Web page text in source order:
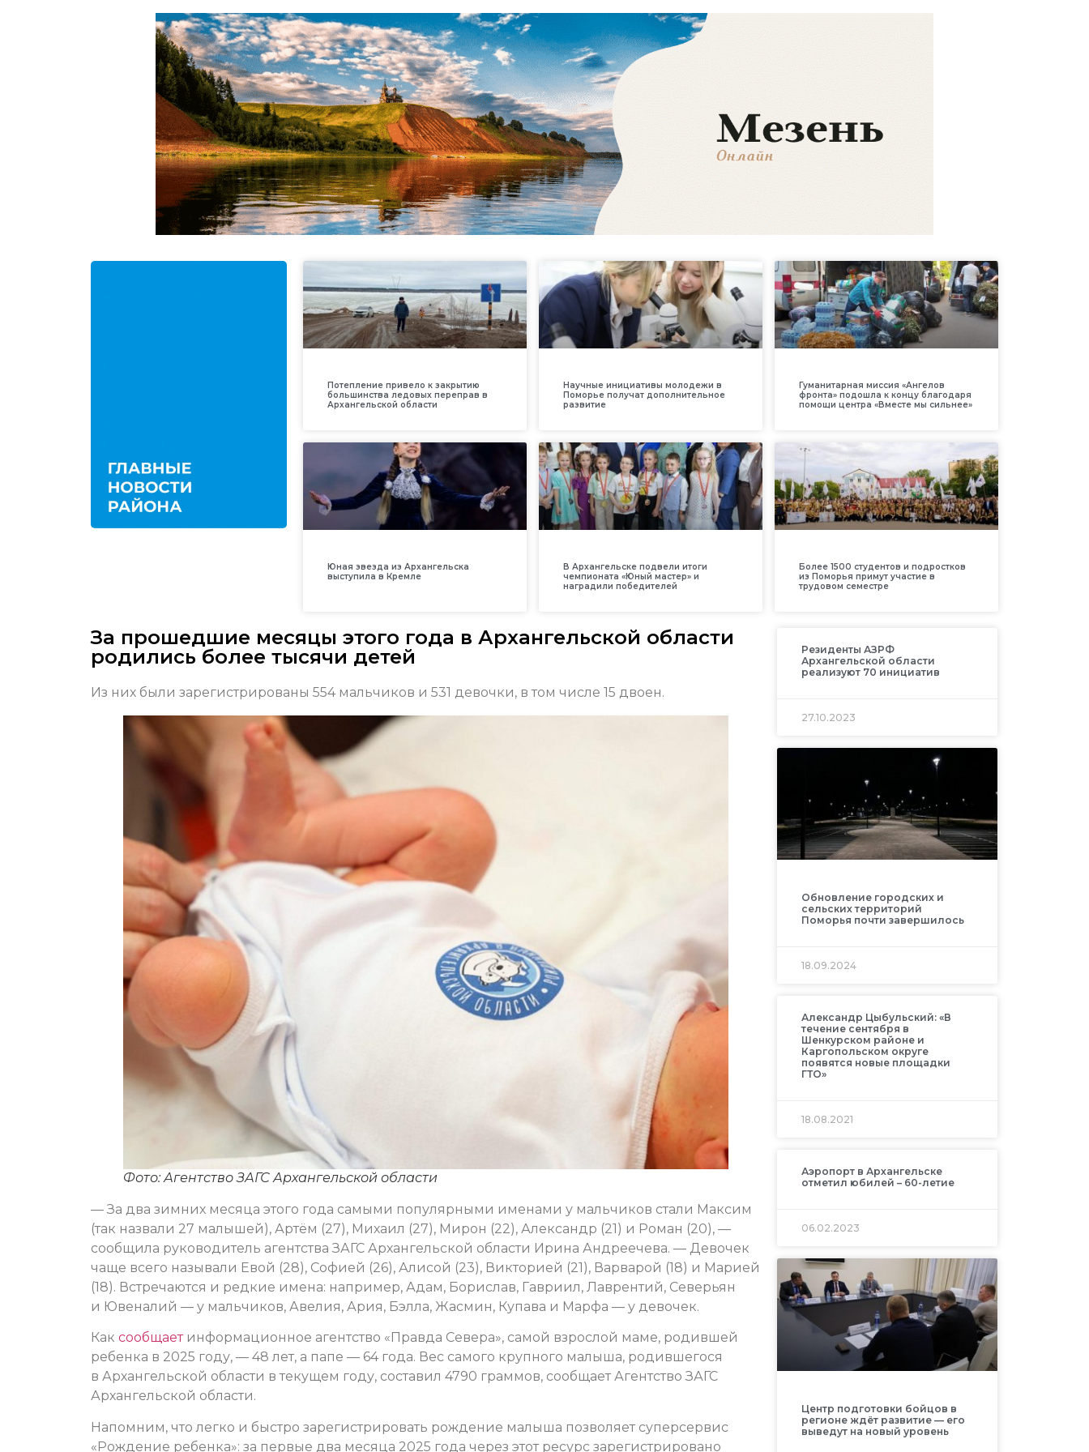
Потепление привело к закрытию
большинства ледовых переправ в
Архангельской области
Научные инициативы молодежи в
Поморье получат дополнительное
развитие
Гуманитарная миссия «Ангелов
фронта» подошла к концу благодаря
помощи центра «Вместе мы сильнее»
Юная звезда из Архангельска
выступила в Кремле
В Архангельске подвели итоги
чемпионата «Юный мастер» и
наградили победителей
Более 1500 студентов и подростков
из Поморья примут участие в
трудовом семестре
За прошедшие месяцы этого года в Архангельской области
родились более тысячи детей
Из них были зарегистрированы 554 мальчиков и 531 девочки, в том числе 15 двоен.
Фото: Агентство ЗАГС Архангельской области
— За два зимних месяца этого года самыми популярными именами у мальчиков стали Максим
(так назвали 27 малышей), Артём (27), Михаил (27), Мирон (22), Александр (21) и Роман (20), —
сообщила руководитель агентства ЗАГС Архангельской области Ирина Андреечева. — Девочек
чаще всего называли Евой (28), Софией (26), Алисой (23), Викторией (21), Варварой (18) и Марией
(18). Встречаются и редкие имена: например, Адам, Борислав, Гавриил, Лаврентий, Северьян
и Ювеналий — у мальчиков, Авелия, Ария, Бэлла, Жасмин, Купава и Марфа — у девочек.
Как сообщаетинформационное агентство «Правда Севера», самой взрослой маме, родившей
ребенка в 2025 году, — 48 лет, а папе — 64 года. Вес самого крупного малыша, родившегося
в Архангельской области в текущем году, составил 4790 граммов, сообщает Агентство ЗАГС
Архангельской области.
Напомним, что легко и быстро зарегистрировать рождение малыша позволяет суперсервис
«Рождение ребенка»: за первые два месяца 2025 года через этот ресурс зарегистрировано
Резиденты АЗРФ
Архангельской области
реализуют 70 инициатив
27.10.2023
Обновление городских и
сельских территорий
Поморья почти завершилось
18.09.2024
Александр Цыбульский: «В
течение сентября в
Шенкурском районе и
Каргопольском округе
появятся новые площадки
ГТО»
18.08.2021
Аэропорт в Архангельске
отметил юбилей ­– 60-летие
06.02.2023
Центр подготовки бойцов в
регионе ждёт развитие — его
выведут на новый уровень